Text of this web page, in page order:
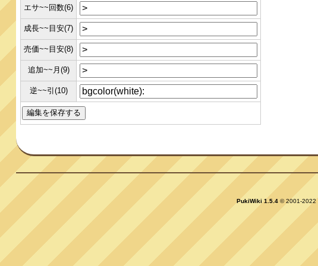
エサ~~回数(6)
成長~~目安(7)
売価~~目安(8)
追加~~月(9)
逆~~引(10)
PukiWiki 1.5.4 © 2001-2022